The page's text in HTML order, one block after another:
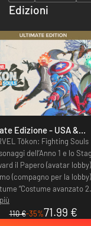
Edizioni
- USA &
Tōkon: Fighting Souls
dell’Anno 1 e lo
il Papero (avatar lobby)
(compagno per la lobby)
“Costume avanzato
Man
110 €-35%71.99 €